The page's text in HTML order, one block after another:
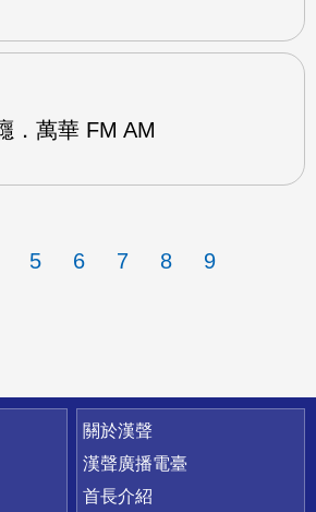
．萬華 FM AM
5 6 7 8 9
關於漢聲
漢聲廣播電臺
首長介紹